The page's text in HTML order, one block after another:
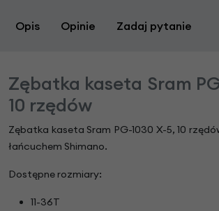
Opis Opinie Zadaj pytanie
Zębatka kaseta Sram
10 rzędów
Zębatka kaseta Sram PG-1030 X-5, 10
łańcuchem Shimano.
Dostępne rozmiary:
11-36T